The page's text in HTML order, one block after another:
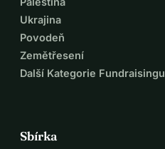
Ukrajina
Povodeň
Zemětřesení
Další Kategorie Fundraisingu
Sbírka